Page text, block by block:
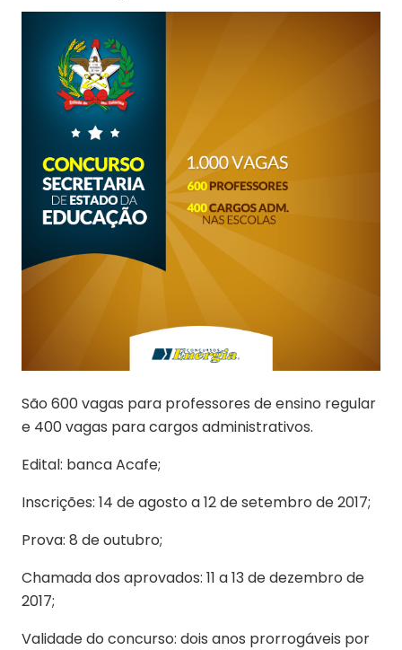
São 600 vagas para professores de ensino regular
e 400 vagas para cargos administrativos.
Edital: banca Acafe;
Inscrições: 14 de agosto a 12 de setembro de 2017;
Prova: 8 de outubro;
Chamada dos aprovados: 11 a 13 de dezembro de
2017;
Validade do concurso: dois anos prorrogáveis por